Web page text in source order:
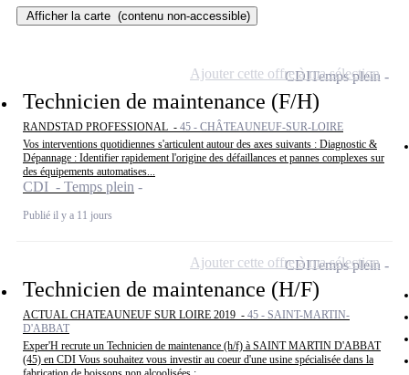
Afficher la carte (contenu non-accessible)
Technicien de maintenance (F/H)
RANDSTAD PROFESSIONAL - 45 - CHÂTEAUNEUF-SUR-LOIRE
Vos interventions quotidiennes s'articulent autour des axes suivants : Diagnostic &
Dépannage : Identifier rapidement l'origine des défaillances et pannes complexes sur
des équipements automatises...
CDI - Temps plein
Publié il y a 11 jours
CDITemps plein
Ajouter cette offre à ma sélection
Technicien de maintenance (H/F)
ACTUAL CHATEAUNEUF SUR LOIRE 2019 - 45 - SAINT-MARTIN-
D'ABBAT
Exper'H recrute un Technicien de maintenance (h/f) à SAINT MARTIN D'ABBAT
(45) en CDI Vous souhaitez vous investir au coeur d'une usine spécialisée dans la
CDITemps plein
Ajouter cette offre à ma sélection